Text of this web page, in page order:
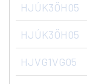
HJÚK3ÖH05
HJÚK3ÖH05
HJVG1VG05